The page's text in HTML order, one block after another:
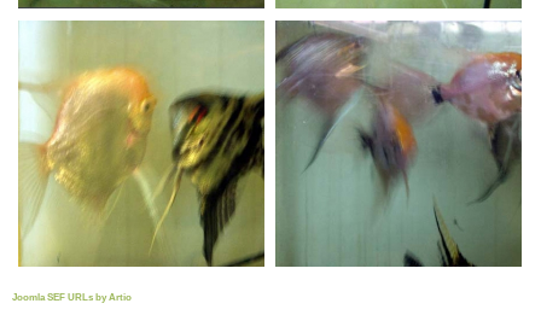
Joomla SEF URLs by Artio